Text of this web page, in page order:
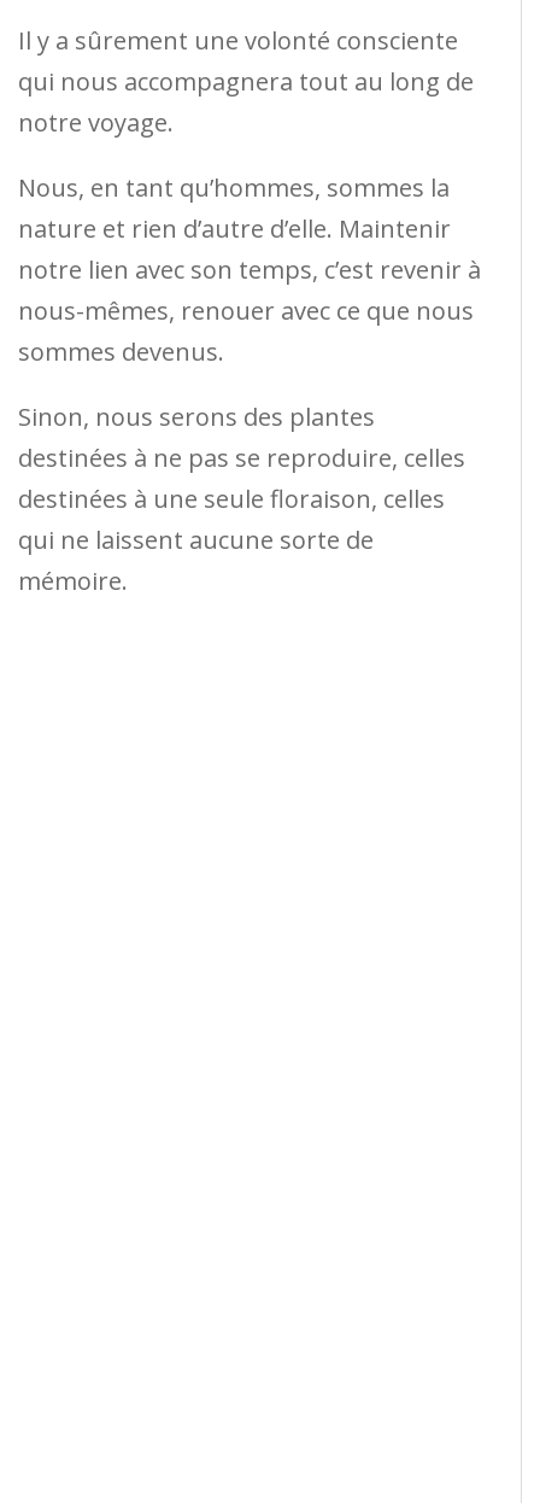
Il y a sûrement une volonté consciente
qui nous accompagnera tout au long de
notre voyage.
Nous, en tant qu’hommes, sommes la
nature et rien d’autre d’elle. Maintenir
notre lien avec son temps, c’est revenir à
nous-mêmes, renouer avec ce que nous
sommes devenus.
Sinon, nous serons des plantes
destinées à ne pas se reproduire, celles
destinées à une seule floraison, celles
qui ne laissent aucune sorte de
mémoire.